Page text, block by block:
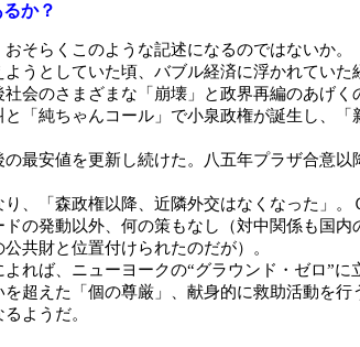
か？
そらくこのような記述になるのではないか。
としていた頃、バブル経済に浮かれてい
会のさまざまな「崩壊」と政界再編のあげ
「純ちゃんコール」で小泉政権が誕生し、
最安値を更新し続けた。八五年プラザ合意
「森政権以降、近隣外交はなくなった」
の発動以外、何の策もなし（対中関係も国
共財と位置付けられたのだが）。
れば、ニューヨークの“グラウンド・ゼロ”
超えた「個の尊厳」、献身的に救助活動を
ようだ。